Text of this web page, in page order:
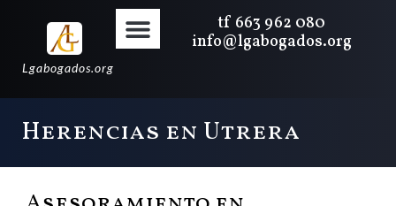
Lgabogados.org
tf 663 962 080
info@lgabogados.org
Herencias en Utrera